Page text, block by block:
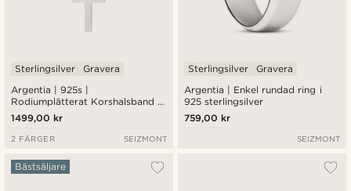
Argentia | 925s |
Rodiumplätterat Korshalsband i
Sterlingsilver
Sterlingsilver Gravera
1499,00 kr
2 FÄRGER SEIZMONT
Argentia | Enkel rundad ring i
925 sterlingsilver
Sterlingsilver Gravera
759,00 kr
SEIZMONT
Bästsäljare